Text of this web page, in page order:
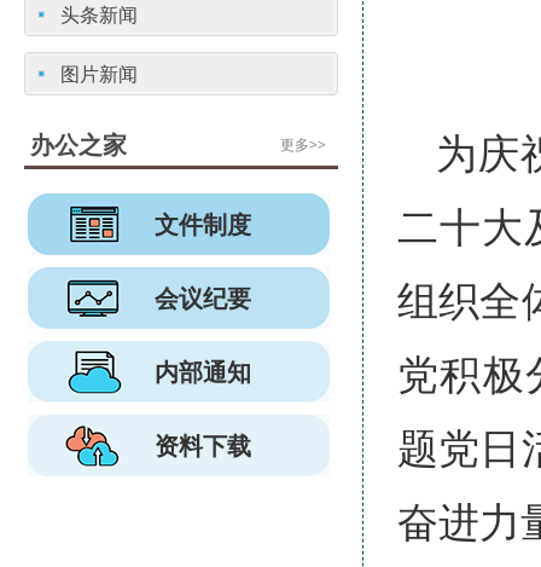
头条新闻
图片新闻
更多>>
办公之家
文件制度
会议纪要
内部通知
资料下载
为庆
二十大
组织全
党积极
题党日
奋进力